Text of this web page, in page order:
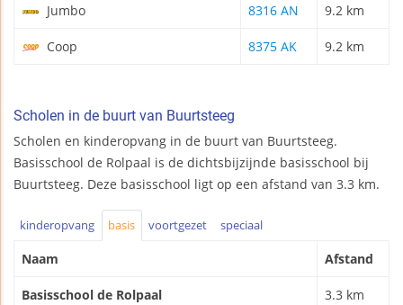
Jumbo 8316 AN 9.2 km
Coop 8375 AK 9.2 km
Scholen in de buurt van Buurtsteeg
Scholen en kinderopvang in de buurt van Buurtsteeg.
Basisschool de Rolpaal is de dichtsbijzijnde basisschool bij
Buurtsteeg. Deze basisschool ligt op een afstand van 3.3 km.
kinderopvang basis voortgezet speciaal
Naam Afstand
Basisschool de Rolpaal 3.3 km